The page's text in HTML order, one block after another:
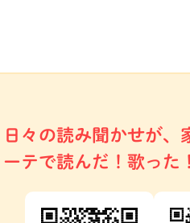
日々の読み聞かせが
ーテで読んだ！歌った